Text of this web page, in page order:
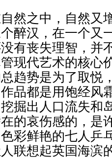
然之中，自然又
醉汉，在一个又
有丧失理智，并
现代艺术的核心
趋势是为了取悦
品都是用饱经风
掘出人口流失和
的哀伤感的，是
彩鲜艳的七人
联想起英国海